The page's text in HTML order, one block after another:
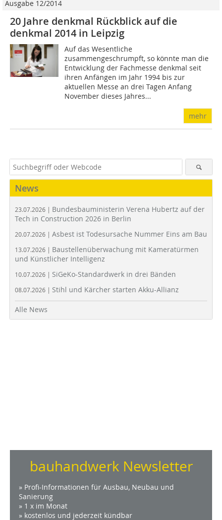
Ausgabe 12/2014
20 Jahre denkmal Rückblick auf die
denkmal 2014 in Leipzig
Auf das Wesentliche
zusammengeschrumpft, so könnte man die
Entwicklung der Fachmesse denkmal seit
ihren Anfängen im Jahr 1994 bis zur
aktuellen Messe an drei Tagen Anfang
November dieses Jahres...
mehr
News
23.07.2026 | Bundesbauministerin Verena Hubertz auf der
Tech in Construction 2026 in Berlin
20.07.2026 | Asbest ist Todesursache Nummer Eins am Bau
13.07.2026 | Baustellenüberwachung mit Kameratürmen
und Künstlicher Intelligenz
10.07.2026 | SiGeKo-Standardwerk in drei Bänden
08.07.2026 | Stihl und Kärcher starten Akku-Allianz
Alle News
bauhandwerk Newsletter
» Profi-Informationen für Ausbau, Neubau und
Sanierung
» 1 x im Monat
» kostenlos und jederzeit kündbar